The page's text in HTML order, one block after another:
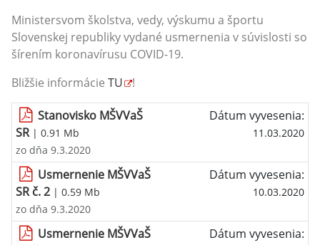
Ministersvom školstva, vedy, výskumu a športu
Slovenskej republiky vydané usmernenia v súvislosti so
šírením koronavírusu COVID-19.
Bližšie informácie TU !
Stanovisko MŠVVaŠ
SR | 0.91 Mb
Dátum vyvesenia:
11.03.2020
zo dňa 9.3.2020
Usmernenie MŠVVaŠ
SR č. 2 | 0.59 Mb
Dátum vyvesenia:
10.03.2020
zo dňa 9.3.2020
Usmernenie MŠVVaŠ
Dátum vyvesenia: